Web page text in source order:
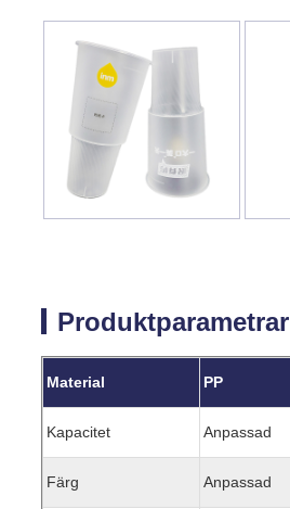
Produktparametrar
Material PP
Kapacitet Anpassad
Färg Anpassad